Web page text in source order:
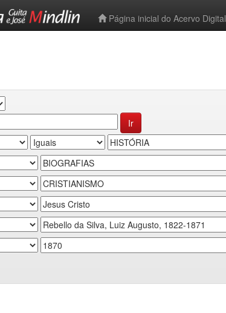
Página inicial do Acervo Digital